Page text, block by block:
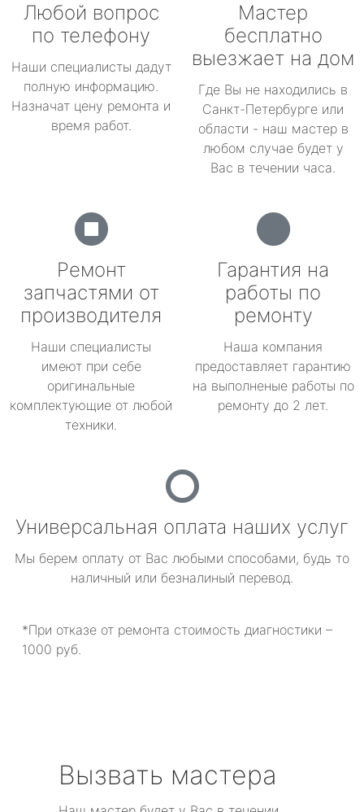
Любой вопрос
по телефону
Наши специалисты дадут
полную информацию.
Назначат цену ремонта и
время работ.
Мастер
бесплатно
выезжает на дом
Где Вы не находились в
Санкт-Петербурге или
области - наш мастер в
любом случае будет у
Вас в течении часа.
Ремонт
запчастями от
производителя
Наши специалисты
имеют при себе
оригинальные
комплектующие от любой
техники.
Гарантия на
работы по
ремонту
Наша компания
предоставляет гарантию
на выполненые работы по
ремонту до 2 лет.
Универсальная оплата наших услуг
Мы берем оплату от Вас любыми способами, будь то
наличный или безналиный перевод.
*При отказе от ремонта стоимость диагностики –
1000 руб.
Вызвать мастера